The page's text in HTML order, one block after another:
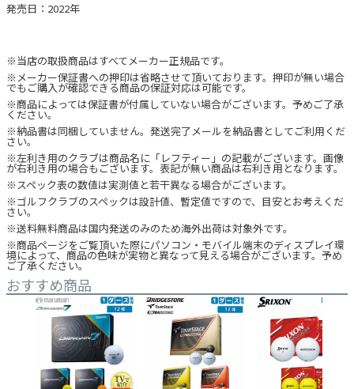
発売日：2022年
※当店の取扱商品はすべてメーカー正規品です。
※メーカー保証書への押印は省略させて頂いております。押印が無い場合
でもご購入が確認できる商品の保証対応は可能です。
※商品によっては保証書が付属していない場合がございます。予めご了承
ください。
※納品書は同梱していません。発送完了メールを納品書としてご利用くだ
さい。
※左利き用のクラブは商品名に「レフティー」の記載がございます。画像
が右利き用の場合もございます。表記が無い商品は右利き用となります。
※スペック表の数値は実測値と若干異なる場合がございます。
※ゴルフクラブのスペックは設計値、暫定値ですので、目安とお考えくだ
さい。
※送料無料商品は国内発送のみのため海外出荷は対象外です。
※商品ページをご覧頂いた際にパソコン・モバイル端末のディスプレイ環
境によって、商品の色味が実物と異なって見える場合がございます。予め
ご了承ください。
おすすめ商品